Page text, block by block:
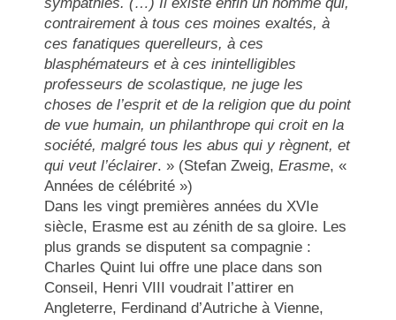
contrairement à tous ces moines exaltés, à
ces fanatiques querelleurs, à ces
blasphémateurs et à ces inintelligibles
professeurs de scolastique, ne juge les
choses de l’esprit et de la religion que du point
de vue humain, un philanthrope qui croit en la
société, malgré tous les abus qui y règnent, et
qui veut l’éclairer. » (Stefan Zweig,Erasme, «
Années de célébrité »)
Dans les vingt premières années du XVIe
siècle, Erasme est au zénith de sa gloire. Les
plus grands se disputent sa compagnie :
Charles Quint lui offre une place dans son
Conseil, Henri VIII voudrait l’attirer en
Angleterre, Ferdinand d’Autriche à Vienne,